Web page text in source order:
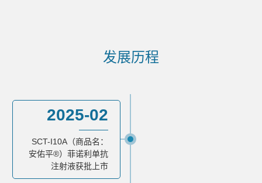
发展历程
2025-02
SCT-I10A（商品名：
安佑平®）菲诺利单抗
注射液获批上市